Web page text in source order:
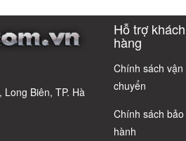
Bẫy
Xe
có câu trả lời
Cho Học
Biên, TP. Hà
Hỗ trợ khách
hàng
Chính sách vận
chuyển
Chính sách bảo
hành